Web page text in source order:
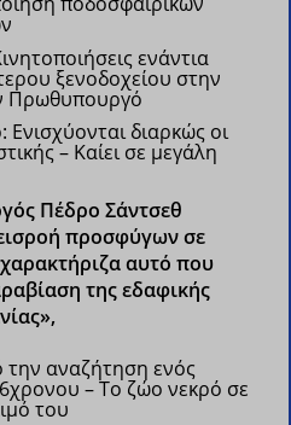
ενάντια
ξενοδοχείου στην
Πρωθυπουργό
διαρκώς οι
– Καίει σε μεγάλη
Πέδρο Σάντσεθ
προσφύγων σε
αυτό που
της εδαφικής
αναζήτηση ενός
– Το ζώο νεκρό σε
του